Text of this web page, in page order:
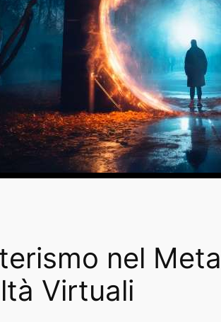
nel
Virtuali